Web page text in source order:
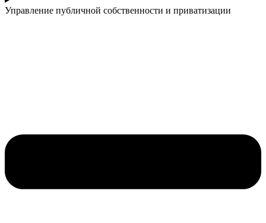
Управление публичной собственности и приватизации